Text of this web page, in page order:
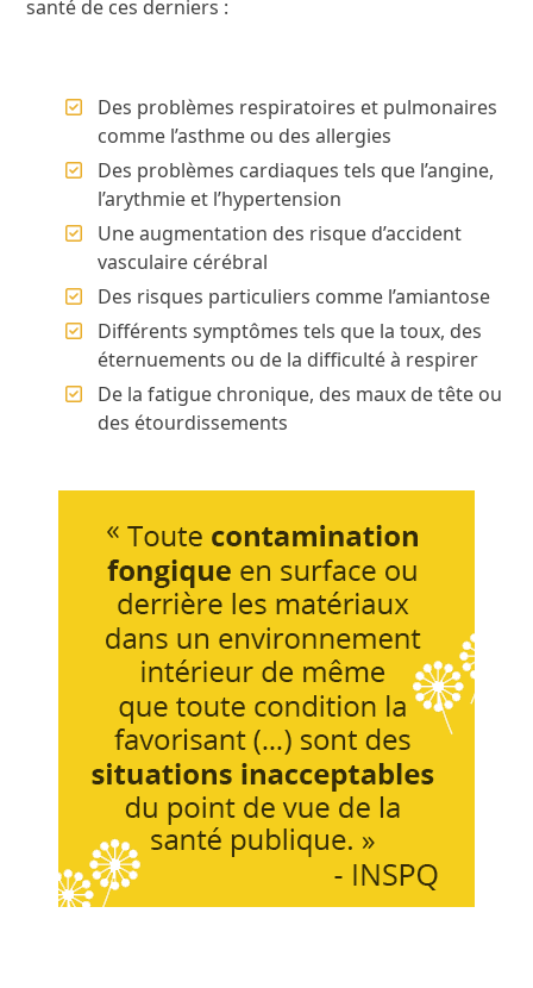
santé de ces derniers :
Des problèmes respiratoires et pulmonaires
comme l’asthme ou des allergies
Des problèmes cardiaques tels que l’angine,
l’arythmie et l’hypertension
Une augmentation des risque d’accident
vasculaire cérébral
Des risques particuliers comme l’amiantose
Différents symptômes tels que la toux, des
éternuements ou de la difficulté à respirer
De la fatigue chronique, des maux de tête ou
des étourdissements